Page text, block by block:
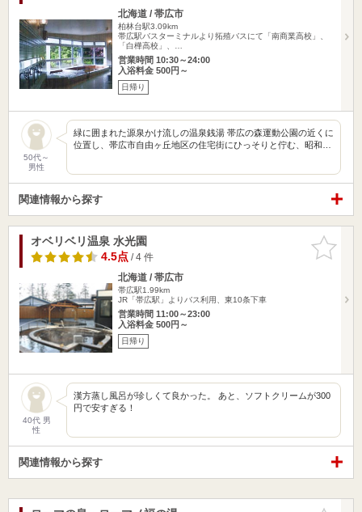
北海道 / 帯広市
柏林台駅3.09km
帯広駅バスターミナルより拓殖バスにて「南商業高校」、
「白樺高校」、…
営業時間 10:30～24:00
入浴料金 500円～
日帰り
50代～
男性
緑に囲まれた源泉かけ流しの温泉銭湯 帯広の森運動公園の近くに
位置し、帯広市自由ヶ丘地区の住宅街にひっそりと佇む、昭和…
関連情報から探す
お気に入
りに追加
オベリベリ温泉 水光園
4.5点/ 4 件
北海道 / 帯広市
帯広駅1.99km
JR「帯広駅」よりバス利用、東10条下車
営業時間 11:00～23:00
入浴料金 500円～
日帰り
40代 男
性
漢方蒸し風呂が珍しくて良かった。 あと、ソフトクリームが300
円で安すぎる！
関連情報から探す